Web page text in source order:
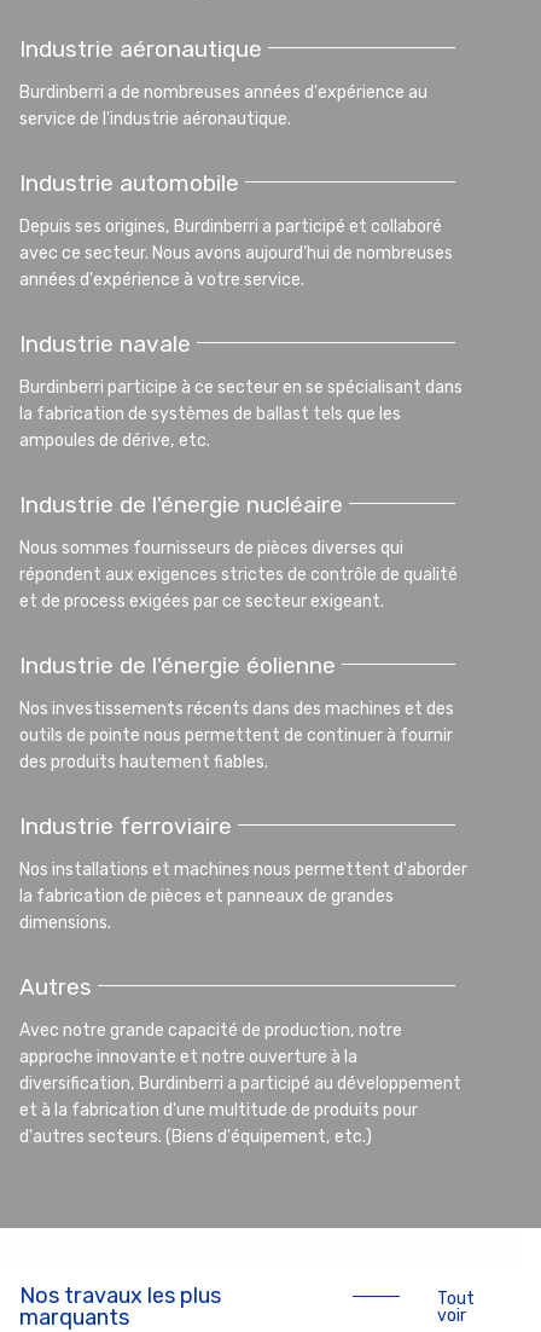
Industrie aéronautique
Burdinberri a de nombreuses années d'expérience au
service de l'industrie aéronautique.
Industrie automobile
Depuis ses origines, Burdinberri a participé et collaboré
avec ce secteur. Nous avons aujourd’hui de nombreuses
années d'expérience à votre service.
Industrie navale
Burdinberri participe à ce secteur en se spécialisant dans
la fabrication de systèmes de ballast tels que les
ampoules de dérive, etc.
Industrie de l'énergie nucléaire
Nous sommes fournisseurs de pièces diverses qui
répondent aux exigences strictes de contrôle de qualité
et de process exigées par ce secteur exigeant.
Industrie de l'énergie éolienne
Nos investissements récents dans des machines et des
outils de pointe nous permettent de continuer à fournir
des produits hautement fiables.
Industrie ferroviaire
Nos installations et machines nous permettent d'aborder
la fabrication de pièces et panneaux de grandes
dimensions.
Autres
Avec notre grande capacité de production, notre
approche innovante et notre ouverture à la
diversification, Burdinberri a participé au développement
et à la fabrication d'une multitude de produits pour
d'autres secteurs. (Biens d'équipement, etc.)
Nos travaux les plus
marquants
Tout
voir